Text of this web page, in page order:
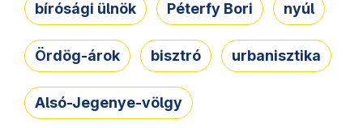
bírósági ülnök Péterfy Bori nyúl
Ördög-árok bisztró urbanisztika
Alsó-Jegenye-völgy